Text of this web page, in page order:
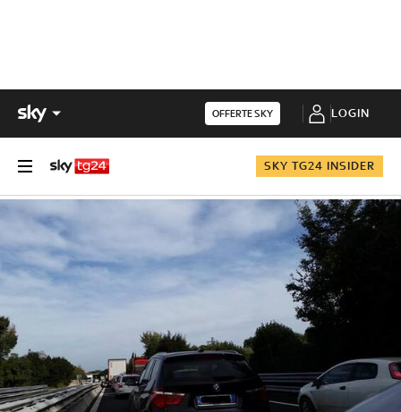
OFFERTE SKY LOGIN
SKY TG24 INSIDER